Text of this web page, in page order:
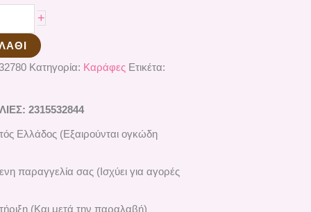
+
Κατηγορία: Καράφες Ετικέτα:
2315532844
Ελλάδος (Εξαιρούνται ογκώδη
παραγγελία σας (Ισχύει για αγορές
(Και μετά την παραλαβή)